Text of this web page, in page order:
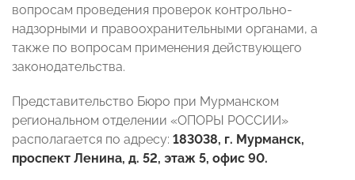
вопросам проведения проверок контрольно-
надзорными и правоохранительными органами, а
также по вопросам применения действующего
законодательства.
Представительство Бюро при Мурманском
региональном отделении «ОПОРЫ РОССИИ»
располагается по адресу: 183038, г. Мурманск,
проспект Ленина, д. 52, этаж 5, офис 90.